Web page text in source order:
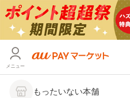
メニュー
もったいない本舗